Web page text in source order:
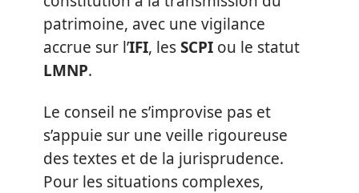
patrimoine, avec une vigilance
accrue sur l’IFI, lesSCPI ou le statut
LMNP.
Le conseil ne s’improvise pas et
s’appuie sur une veille rigoureuse
des textes et de la jurisprudence.
Pour les situations complexes,